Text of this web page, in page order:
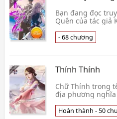
Bạn đang đọc
Quên của tác giả
của cô. Yêu có👦
- 68 chương
Thính Thính
Chữ Thính trong
địa phương nghĩa
dường như c👦
Hoàn thành - 50